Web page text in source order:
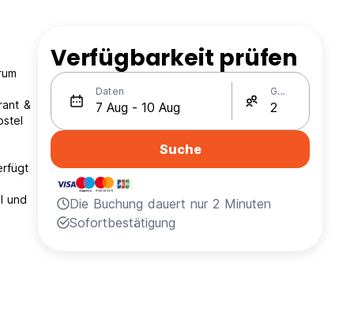
&
und
Verfügbarkeit prüfen
Daten Gäste
Suche
Die Buchung dauert nur 2 Minuten
Sofortbestätigung